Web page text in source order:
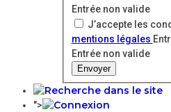
Entrée non valide
J’accepte les
mentions légales
Entrée non valide
Envoyer
">